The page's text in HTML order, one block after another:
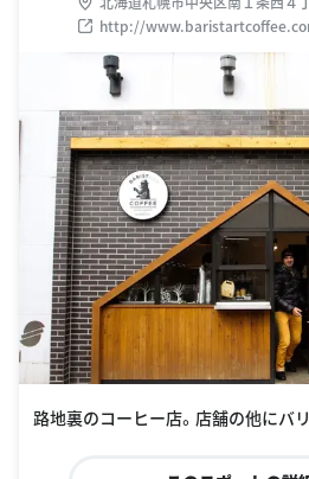
南１条西４丁目８番地 NKC1-4
http://
路地裏のコーヒー店。店舗の他にバ